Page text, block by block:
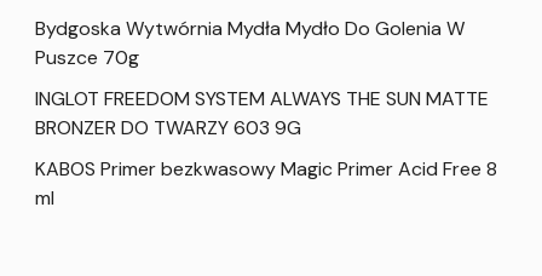
Bydgoska Wytwórnia Mydła Mydło Do Golenia W
Puszce 70g
INGLOT FREEDOM SYSTEM ALWAYS THE SUN MATTE
BRONZER DO TWARZY 603 9G
KABOS Primer bezkwasowy Magic Primer Acid Free 8
ml